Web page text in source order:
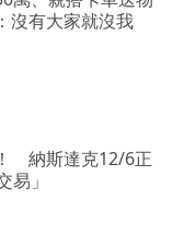
有大家就沒我
納斯達克12/6正
易」